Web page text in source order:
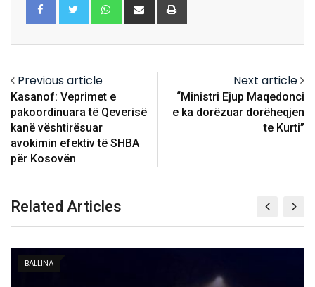
Whatsapp
Share
via
Previous article
Kasanof: Veprimet e
pakoordinuara të Qeverisë
kanë vështirësuar
avokimin efektiv të SHBA
për Kosovën
Next article
“Ministri Ejup Maqedonci
e ka dorëzuar dorëheqjen
te Kurti”
Related Articles
KOSOVË